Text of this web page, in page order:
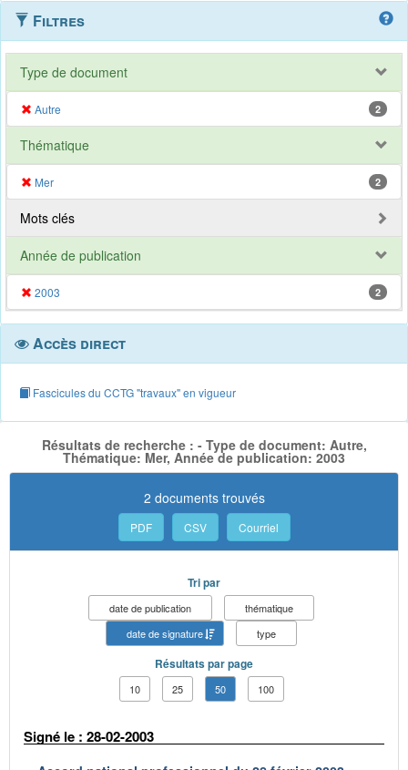
Filtres
Type de document
Autre 2
Thématique
Mer 2
Mots clés
Année de publication
2003 2
Accès direct
Fascicules du CCTG "travaux" en vigueur
Résultats de recherche : - Type de document: Autre,
Thématique: Mer, Année de publication: 2003
2 documents trouvés
PDF CSV Courriel
Tri par
date de publication
thématique
date de signature
type
Résultats par page
10 25 50 100
Signé le : 28-02-2003